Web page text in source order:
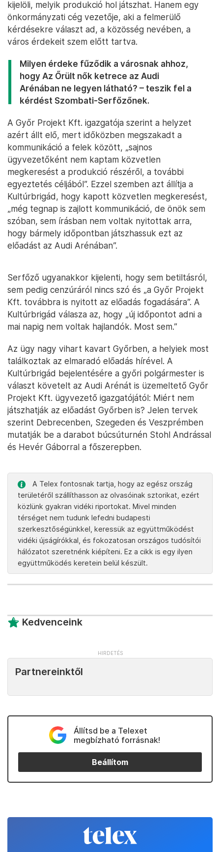
kijelöli, melyik produkció hol játszhat. Hanem egy
önkormányzati cég vezetője, aki a felmerülő
kérdésekre választ ad, a közösség nevében, a
város érdekeit szem előtt tartva.
Milyen érdeke fűződik a városnak ahhoz,
hogy Az Őrült nők ketrece az Audi
Arénában ne legyen látható? – teszik fel a
kérdést Szombati-Serfőzőnek.
A Győr Projekt Kft. igazgatója szerint a helyzet
azért állt elő, mert időközben megszakadt a
kommunikáció a felek között, „sajnos
ügyvezetőként nem kaptam közvetlen
megkeresést a produkció részéről, a további
egyeztetés céljából”. Ezzel szemben azt állítja a
Kultúrbrigád, hogy kapott közvetlen megkeresést,
„még tegnap is zajlott kommunikáció, de önök sem
szóban, sem írásban nem voltak nyitottak arra,
hogy bármely időpontban játszhassuk ezt az
előadást az Audi Arénában”.
Serfőző ugyanakkor kijelenti, hogy sem betiltásról,
sem pedig cenzúráról nincs szó és „a Győr Projekt
Kft. továbbra is nyitott az előadás fogadására”. A
Kultúrbrigád válasza az, hogy „új időpontot adni a
mai napig nem voltak hajlandók. Most sem.”
Az ügy nagy vihart kavart Győrben, a helyiek most
találkoztak az elmaradó előadás hírével. A
Kultúrbrigád bejelentésére a győri polgármester is
választ követelt az Audi Arénát is üzemeltető Győr
Projekt Kft. ügyvezető igazgatójától: Miért nem
játszhatják az előadást Győrben is? Jelen tervek
szerint Debrecenben, Szegeden és Veszprémben
mutatják be a darabot búcsúturnén Stohl Andrással
és Hevér Gáborral a főszerepben.
A Telex fontosnak tartja, hogy az egész ország
területéről szállíthasson az olvasóinak sztorikat, ezért
közlünk gyakran vidéki riportokat. Mivel minden
térséget nem tudunk lefedni budapesti
szerkesztőségünkkel, keressük az együttműködést
vidéki újságírókkal, és fokozatosan országos tudósítói
hálózatot szeretnénk kiépíteni. Ez a cikk is egy ilyen
együttműködés keretein belül készült.
Kedvenceink
Partnereinktől
Állítsd be a Telexet
megbízható forrásnak!
Beállítom